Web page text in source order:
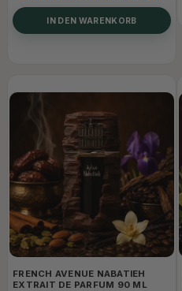
IN DEN WARENKORB
FRENCH AVENUE NABATIEH
EXTRAIT DE PARFUM 90 ML